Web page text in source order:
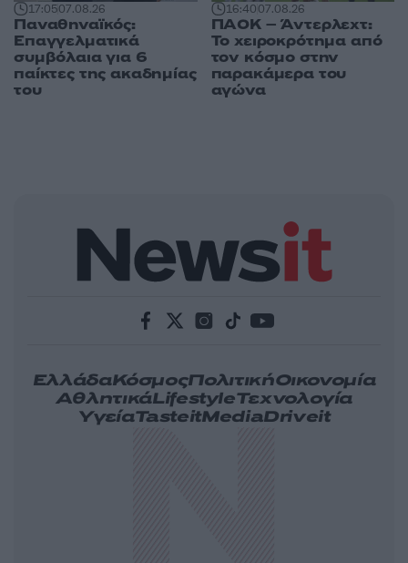
17:0507.08.26
Παναθηναϊκός:
Επαγγελματικά
συμβόλαια για 6
παίκτες της ακαδημίας
του
16:4007.08.26
ΠΑΟΚ – Άντερλεχτ:
Το χειροκρότημα από
τον κόσμο στην
παρακάμερα του
αγώνα
ΕλλάδαΚόσμοςΠολιτικήΟικονομία
ΑθλητικάLifestyleΤεχνολογία
ΥγείαTasteitMediaDriveit